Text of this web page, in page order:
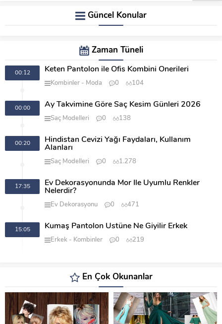
Güncel Konular
Zaman Tüneli
00:12 Keten Pantolon ile Ofis Kombini Önerileri
Kombinler Moda 0 104
00:00 Ay Takvimine Göre Saç Kesim Günleri 2026
Saç Modelleri 0 138
00:20
Hindistan Cevizi Yağı Faydaları, Kullanım
Alanları
Saç Modelleri 0 1.278
17:35
Ev Dekorasyonunda Mor İle Uyumlu Renkler
Nelerdir?
Ev Dekorasyonu 0 471
15:05 Kumaş Pantolon Üstüne Ne Giyilir Erkek
Erkek Kombinler 0 219
En Çok Okunanlar